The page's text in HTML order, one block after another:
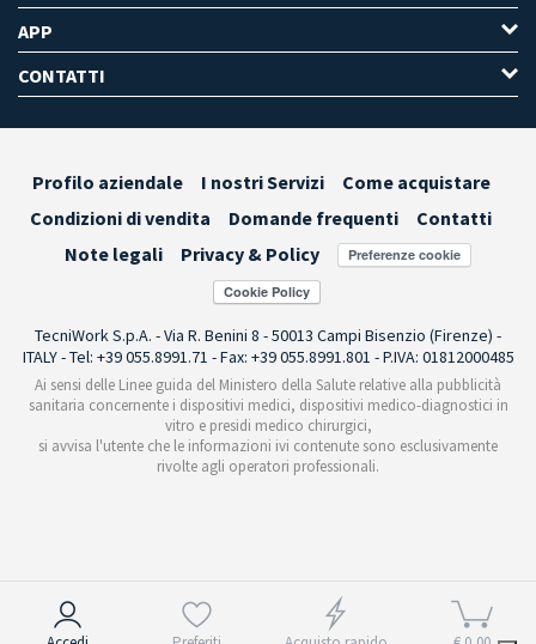
APP
CONTATTI
Profilo aziendale I nostri Servizi
Come acquistare
Condizioni di vendita
Domande frequenti
Contatti
Note legali
Privacy & Policy Preferenze cookie
TecniWork S.p.A. - Via R. Benini 8 - 50013 Campi Bisenzio (Firenze) -
ITALY - Tel: +39 055.8991.71 - Fax: +39 055.8991.801 - P.IVA: 01812000485
Ai sensi delle Linee guida del Ministero della Salute relative alla pubblicità
sanitaria concernente i dispositivi medici, dispositivi medico-diagnostici in
vitro e presidi medico chirurgici,
si avvisa l'utente che le informazioni ivi contenute sono esclusivamente
rivolte agli operatori professionali.
Informativa sulla raccolta